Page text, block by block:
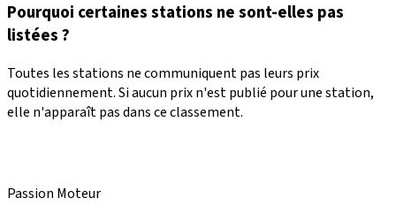
Pourquoi certaines stations ne sont-elles pas
listées ?
Toutes les stations ne communiquent pas leurs prix
quotidiennement. Si aucun prix n'est publié pour une station,
elle n'apparaît pas dans ce classement.
Passion Moteur